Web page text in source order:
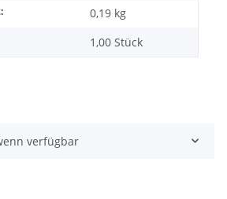
0,19 kg
1,00 Stück
verfügbar